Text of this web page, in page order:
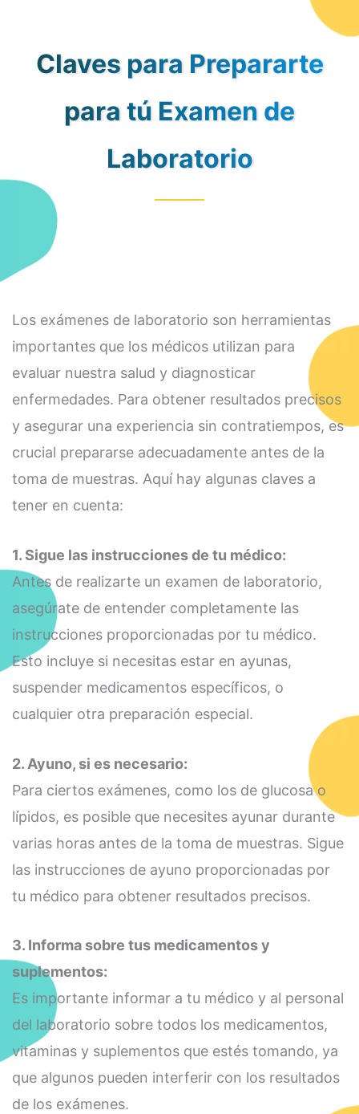
Claves para Prepararte
para tú Examen de
Laboratorio
Los exámenes de laboratorio son herramientas
importantes que los médicos utilizan para
evaluar nuestra salud y diagnosticar
enfermedades. Para obtener resultados precisos
y asegurar una experiencia sin contratiempos, es
crucial prepararse adecuadamente antes de la
toma de muestras. Aquí hay algunas claves a
tener en cuenta:
1. Sigue las instrucciones de tu médico:
Antes de realizarte un examen de laboratorio,
asegúrate de entender completamente las
instrucciones proporcionadas por tu médico.
Esto incluye si necesitas estar en ayunas,
suspender medicamentos específicos, o
cualquier otra preparación especial.
2. Ayuno, si es necesario:
Para ciertos exámenes, como los de glucosa o
lípidos, es posible que necesites ayunar durante
varias horas antes de la toma de muestras. Sigue
las instrucciones de ayuno proporcionadas por
tu médico para obtener resultados precisos.
3. Informa sobre tus medicamentos y
suplementos:
Es importante informar a tu médico y al personal
del laboratorio sobre todos los medicamentos,
vitaminas y suplementos que estés tomando, ya
que algunos pueden interferir con los resultados
de los exámenes.